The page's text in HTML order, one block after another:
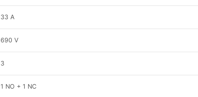
33 A
690 V
3
1 NO + 1 NC